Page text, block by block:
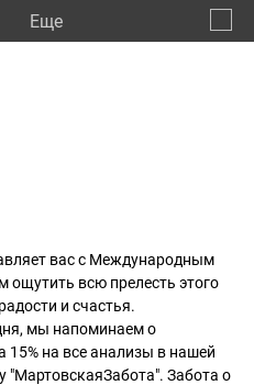
Eще
вас с Международным
всю прелесть этого
и счастья.
мы напоминаем о
15% на все анализы в нашей
"МартовскаяЗабота". Забота о